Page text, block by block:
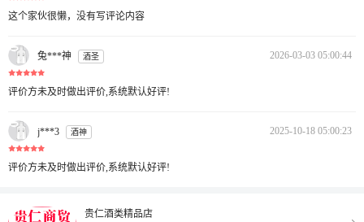
这个家伙很懒，没有写评论内容
2026-03-03 05:00:44
兔***神 酒圣
评价方未及时做出评价,系统默认好评!
2025-10-18 05:00:23
j***3 酒神
评价方未及时做出评价,系统默认好评!
贵仁酒类精品店